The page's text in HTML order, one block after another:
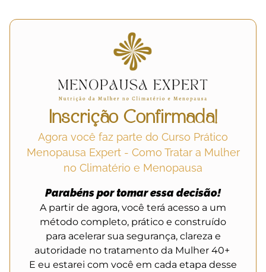
Inscrição Confirmada!
Agora você faz parte do Curso Prático
Menopausa Expert - Como Tratar a Mulher
no Climatério e Menopausa
Parabéns por tomar essa decisão!
A partir de agora, você terá acesso a um
método completo, prático e construído
para acelerar sua segurança, clareza e
autoridade no tratamento da Mulher 40+
E eu estarei com você em cada etapa desse